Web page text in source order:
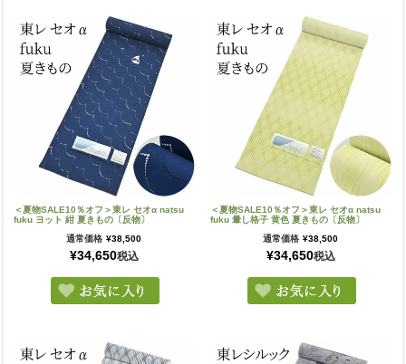
＜夏物SALE10％オフ＞東レ セオα natsu
fuku ヨット 紺 夏きもの〔反物〕
通常価格 ¥38,500
¥34,650税込
＜夏物SALE10％オフ＞東レ セオα natsu
fuku 暈し格子 黄色 夏きもの〔反物〕
通常価格 ¥38,500
¥34,650税込